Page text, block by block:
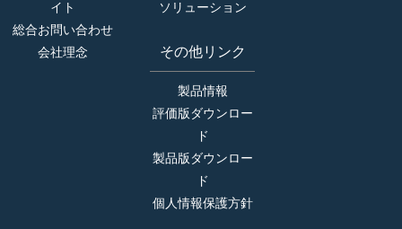
イト
総合お問い合わせ
会社理念
ソリューション
その他リンク
製品情報
評価版ダウンロー
ド
製品版ダウンロー
ド
個人情報保護方針